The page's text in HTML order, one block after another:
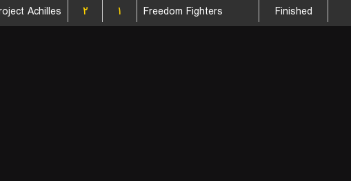
Achilles
۲ ۱ Freedom Fighters Finished